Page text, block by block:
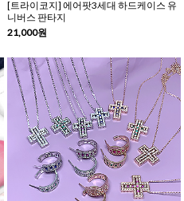
[트라이코지] 에어팟3세대 하드케이스 유
니버스 판타지
21,000원